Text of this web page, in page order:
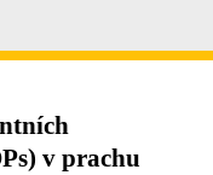
v prachu